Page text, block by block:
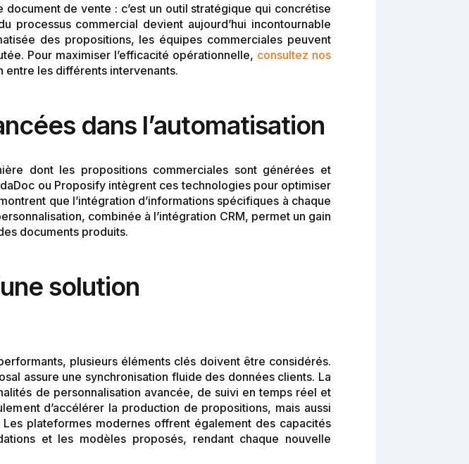
de vente : c’est un outil stratégique qui concrétise
processus commercial devient aujourd’hui incontournable
des propositions, les équipes commerciales peuvent
Pour maximiser l’efficacité opérationnelle, consultez nos
entre les différents intervenants.
dans l’automatisation
dont les propositions commerciales sont générées et
ou Proposify intègrent ces technologies pour optimiser
que l’intégration d’informations spécifiques à chaque
combinée à l’intégration CRM, permet un gain
documents produits.
solution
plusieurs éléments clés doivent être considérés.
assure une synchronisation fluide des données clients. La
de personnalisation avancée, de suivi en temps réel et
d’accélérer la production de propositions, mais aussi
plateformes modernes offrent également des capacités
et les modèles proposés, rendant chaque nouvelle